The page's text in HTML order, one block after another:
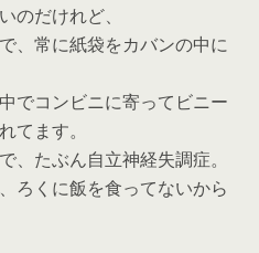
のだけれど、
、常に紙袋をカバンの中に
でコンビニに寄ってビニー
てます。
、たぶん自立神経失調症。
ろくに飯を食ってないから